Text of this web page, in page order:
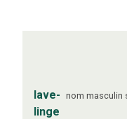
lave-
linge
nom masculin